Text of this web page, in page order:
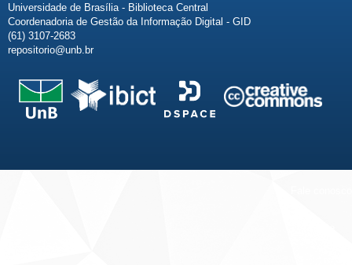
Universidade de Brasília - Biblioteca Central
Coordenadoria de Gestão da Informação Digital - GID
(61) 3107-2683
repositorio@unb.br